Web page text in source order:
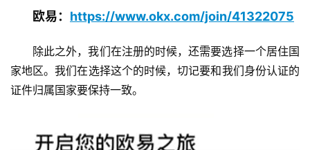
欧易： https://www.okx.com/join/41322075
除此之外，我们在注册的时候，还需要选择一个居住国
家地区。我们在选择这个的时候，切记要和我们身份认证的
证件归属国家要保持一致。